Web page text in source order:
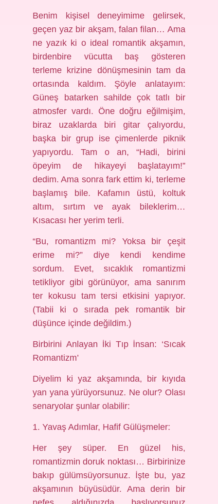
Benim kişisel deneyimime gelirsek,
geçen yaz bir akşam, falan filan… Ama
ne yazık ki o ideal romantik akşamın,
birdenbire vücutta baş gösteren
terleme krizine dönüşmesinin tam da
ortasında kaldım. Şöyle anlatayım:
Güneş batarken sahilde çok tatlı bir
atmosfer vardı. Öne doğru eğilmişim,
biraz uzaklarda biri gitar çalıyordu,
başka bir grup ise çimenlerde piknik
yapıyordu. Tam o an, “Hadi, birini
öpeyim de hikayeyi başlatayım!”
dedim. Ama sonra fark ettim ki, terleme
başlamış bile. Kafamın üstü, koltuk
altım, sırtım ve ayak bileklerim…
Kısacası her yerim terli.
“Bu, romantizm mi? Yoksa bir çeşit
erime mi?” diye kendi kendime
sordum. Evet, sıcaklık romantizmi
tetikliyor gibi görünüyor, ama sanırım
ter kokusu tam tersi etkisini yapıyor.
(Tabii ki o sırada pek romantik bir
düşünce içinde değildim.)
Birbirini Anlayan İki Tıp İnsan: ‘Sıcak
Romantizm’
Diyelim ki yaz akşamında, bir kıyıda
yan yana yürüyorsunuz. Ne olur? Olası
senaryolar şunlar olabilir:
1. Yavaş Adımlar, Hafif Gülüşmeler:
Her şey süper. En güzel his,
romantizmin doruk noktası… Birbirinize
bakıp gülümsüyorsunuz. İşte bu, yaz
akşamının büyüsüdür. Ama derin bir